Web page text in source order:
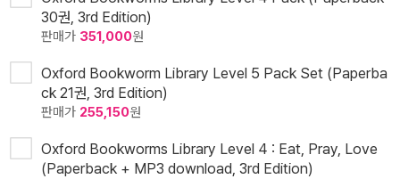
30권, 3rd Edition)
판매가 351,000원
Oxford Bookworm Library Level 5 Pack Set (Paperba
ck 21권, 3rd Edition)
판매가 255,150원
Oxford Bookworms Library Level 4 : Eat, Pray, Love
(Paperback + MP3 download, 3rd Edition)